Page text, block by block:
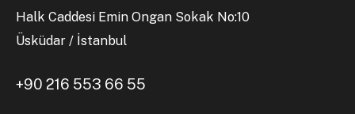
Halk Caddesi Emin Ongan Sokak No:10
Üsküdar / İstanbul
+90 216 553 66 55